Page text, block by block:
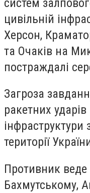
систем
цивільній
Херсон,
та Очаків на
постраждалі
Загроза
ракетних
інфраструктури
території
Противник веде
Бахмутському,